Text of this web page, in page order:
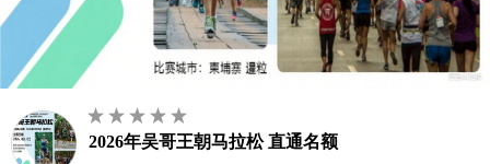
2026年吴哥王朝马拉松 直通名额